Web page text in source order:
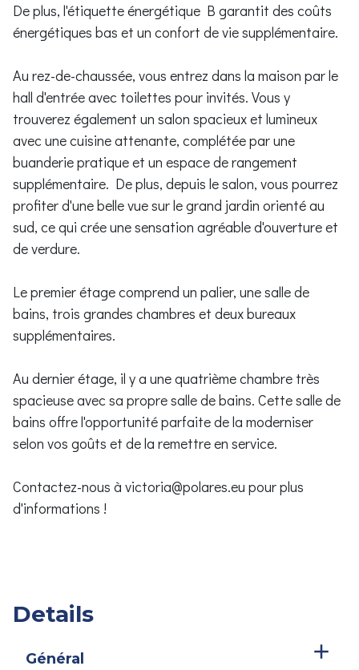
De plus, l'étiquette énergétique B garantit des coûts
énergétiques bas et un confort de vie supplémentaire.
Au rez-de-chaussée, vous entrez dans la maison par le
hall d'entrée avec toilettes pour invités. Vous y
trouverez également un salon spacieux et lumineux
avec une cuisine attenante, complétée par une
buanderie pratique et un espace de rangement
supplémentaire. De plus, depuis le salon, vous pourrez
profiter d'une belle vue sur le grand jardin orienté au
sud, ce qui crée une sensation agréable d'ouverture et
de verdure.
Le premier étage comprend un palier, une salle de
bains, trois grandes chambres et deux bureaux
supplémentaires.
Au dernier étage, il y a une quatrième chambre très
spacieuse avec sa propre salle de bains. Cette salle de
bains offre l'opportunité parfaite de la moderniser
selon vos goûts et de la remettre en service.
Contactez-nous à victoria@polares.eu pour plus
d'informations !
Details
Général